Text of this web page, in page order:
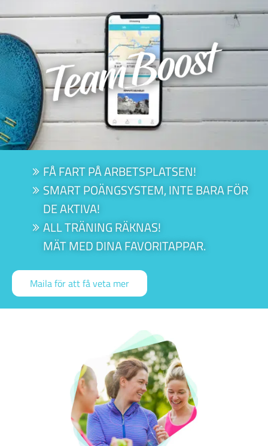
FÅ FART PÅ ARBETSPLATSEN!
SMART POÄNGSYSTEM, INTE BARA FÖR
DE AKTIVA!
ALL TRÄNING RÄKNAS!
MÄT MED DINA FAVORITAPPAR.
Maila för att få veta mer